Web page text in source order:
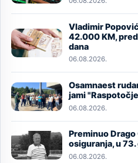
Image
Vladimir
42.000 KM,
dana
06.08.2026.
Image
Osamnaest
jami
06.08.2026.
Image
Preminuo
osiguranja, u
06.08.2026.